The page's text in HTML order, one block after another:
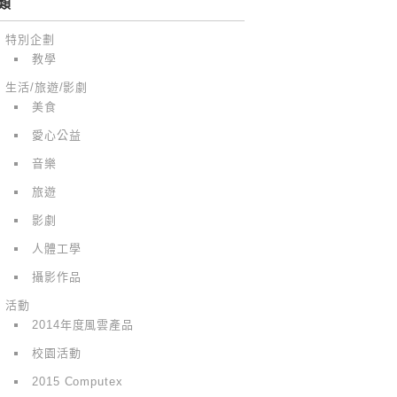
特別企劃
教學
生活/旅遊/影劇
美食
愛心公益
音樂
旅遊
影劇
人體工學
攝影作品
活動
2014年度風雲產品
校園活動
2015 Computex